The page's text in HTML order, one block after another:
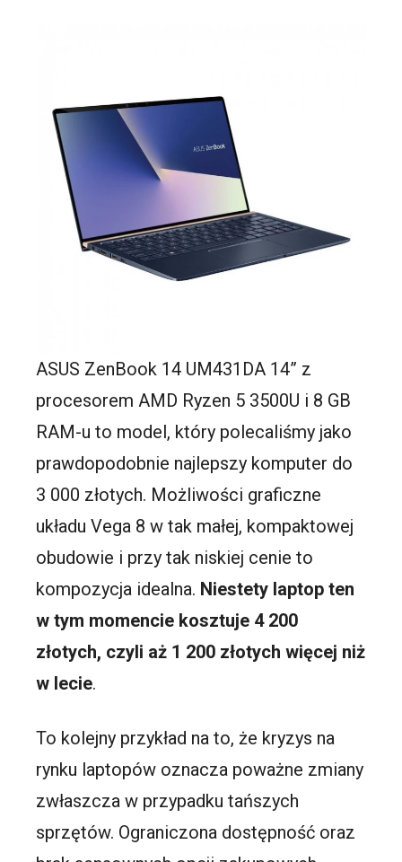
ASUS ZenBook 14 UM431DA 14” z
procesorem AMD Ryzen 5 3500U i 8 GB
RAM-u to model, który polecaliśmy jako
prawdopodobnie najlepszy komputer do
3 000 złotych. Możliwości graficzne
układu Vega 8 w tak małej, kompaktowej
obudowie i przy tak niskiej cenie to
kompozycja idealna. Niestety laptop ten
w tym momencie kosztuje 4 200
złotych, czyli aż 1 200 złotych więcej niż
w lecie.
To kolejny przykład na to, że kryzys na
rynku laptopów oznacza poważne zmiany
zwłaszcza w przypadku tańszych
sprzętów. Ograniczona dostępność oraz